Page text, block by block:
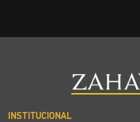
INSTITUCIONAL